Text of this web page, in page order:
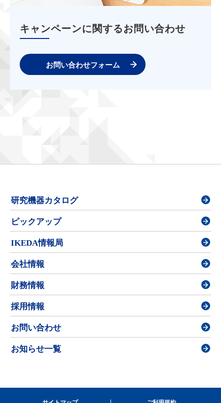
キャンペーンに関するお問い合わせ
お問い合わせフォーム
研究機器カタログ
ピックアップ
IKEDA情報局
会社情報
財務情報
採用情報
お問い合わせ
お知らせ一覧